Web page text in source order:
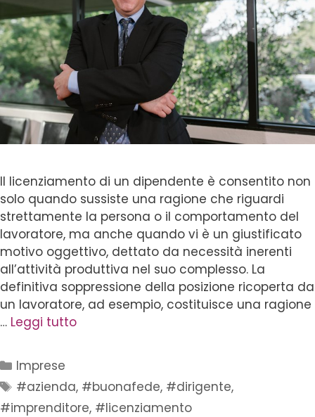
Il licenziamento di un dipendente è consentito non
solo quando sussiste una ragione che riguardi
strettamente la persona o il comportamento del
lavoratore, ma anche quando vi è un giustificato
motivo oggettivo, dettato da necessità inerenti
all’attività produttiva nel suo complesso. La
definitiva soppressione della posizione ricoperta da
un lavoratore, ad esempio, costituisce una ragione
… Leggi tutto
Imprese
#azienda, #buonafede, #dirigente,
#imprenditore, #licenziamento